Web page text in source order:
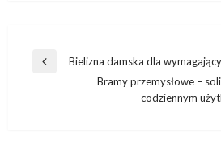
Nawigacja
Poprzedni
Bielizna damska dla
Bramy przemysłowe –
codziennym